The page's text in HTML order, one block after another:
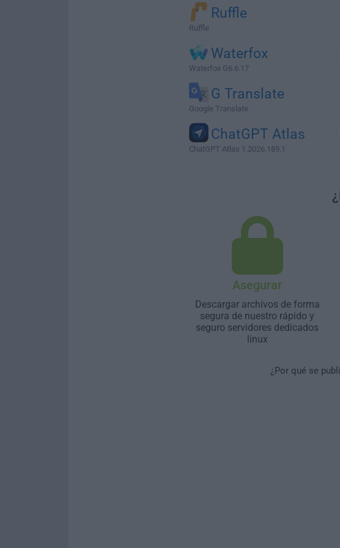
Ruffle
Ruffle
Waterfox
Waterfox G6.6.17
G Translate
Google Translate
ChatGPT Atlas
ChatGPT Atlas 1.2026.189.1
Asegurar
Descargar archivos de forma
segura de nuestro rápido y
seguro servidores dedicados
linux
¿Por qué se